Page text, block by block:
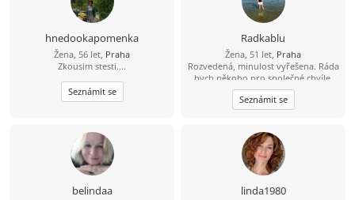
hnedookapomenka
Žena, 56 let, Praha
Zkousim stesti....
Seznámit se
Radkablu
Žena, 51 let, Praha
Rozvedená, minulost vyřešena. Ráda
bych někoho pro společné chvíle.
Mám ráda upřímnost a rozhodně
vím co chci.
Seznámit se
belindaa linda1980